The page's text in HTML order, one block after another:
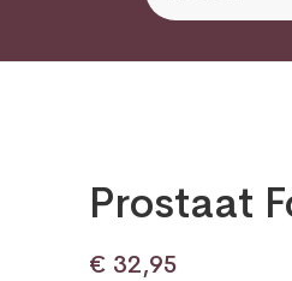
Prostaat
€ 32,95